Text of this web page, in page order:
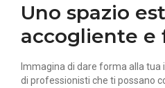
Uno spazio
accogliente e
Immagina di dare forma alla tua
di professionisti che ti possano